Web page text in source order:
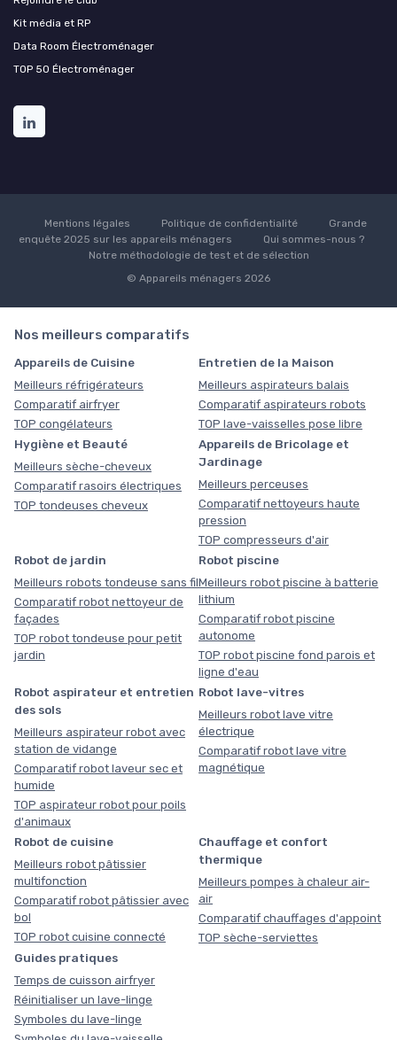
Kit média et RP
Data Room Électroménager
TOP 50 Électroménager
Mentions légales Politique de confidentialité
Grande
enquête 2025 sur les appareils ménagers
Qui sommes-nous ?
Notre méthodologie de test et de sélection
© Appareils ménagers 2026
Nos meilleurs comparatifs
Appareils de Cuisine
Meilleurs réfrigérateurs
Comparatif airfryer
TOP congélateurs
Entretien de la Maison
Meilleurs aspirateurs balais
Comparatif aspirateurs robots
TOP lave-vaisselles pose libre
Hygiène et Beauté
Meilleurs sèche-cheveux
Comparatif rasoirs électriques
TOP tondeuses cheveux
Appareils de Bricolage et
Jardinage
Meilleurs perceuses
Comparatif nettoyeurs haute
pression
TOP compresseurs d'air
Robot de jardin
Meilleurs robots tondeuse sans fil
Comparatif robot nettoyeur de
façades
TOP robot tondeuse pour petit
jardin
Robot piscine
Meilleurs robot piscine à batterie
lithium
Comparatif robot piscine
autonome
TOP robot piscine fond parois et
ligne d'eau
Robot aspirateur et entretien
des sols
Meilleurs aspirateur robot avec
station de vidange
Comparatif robot laveur sec et
humide
TOP aspirateur robot pour poils
d'animaux
Robot lave-vitres
Meilleurs robot lave vitre
électrique
Comparatif robot lave vitre
magnétique
Robot de cuisine
Meilleurs robot pâtissier
multifonction
Comparatif robot pâtissier avec
bol
TOP robot cuisine connecté
Chauffage et confort
thermique
Meilleurs pompes à chaleur air-
air
Comparatif chauffages d'appoint
TOP sèche-serviettes
Guides pratiques
Temps de cuisson airfryer
Réinitialiser un lave-linge
Symboles du lave-linge